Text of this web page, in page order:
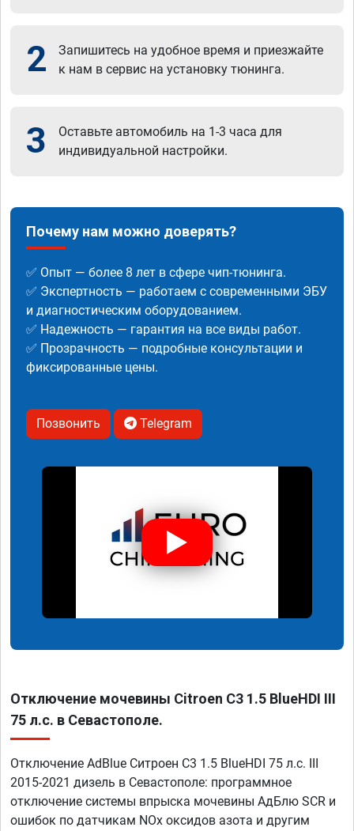
2
Запишитесь на удобное время и приезжайте
к нам в сервис на установку тюнинга.
3
Оставьте автомобиль на 1-3 часа для
индивидуальной настройки.
Почему нам можно доверять?
✅ Опыт — более 8 лет в сфере чип-тюнинга.
✅ Экспертность — работаем с современными ЭБУ
и диагностическим оборудованием.
✅ Надежность — гарантия на все виды работ.
✅ Прозрачность — подробные консультации и
фиксированные цены.
Позвонить Telegram
Отключение мочевины Citroen C3 1.5 BlueHDI III
75 л.с. в Севастополе.
Отключение AdBlue Ситроен C3 1.5 BlueHDI 75 л.с. III
2015-2021 дизель в Севастополе: программное
отключение системы впрыска мочевины АдБлю SCR и
ошибок по датчикам NOx оксидов азота и другим